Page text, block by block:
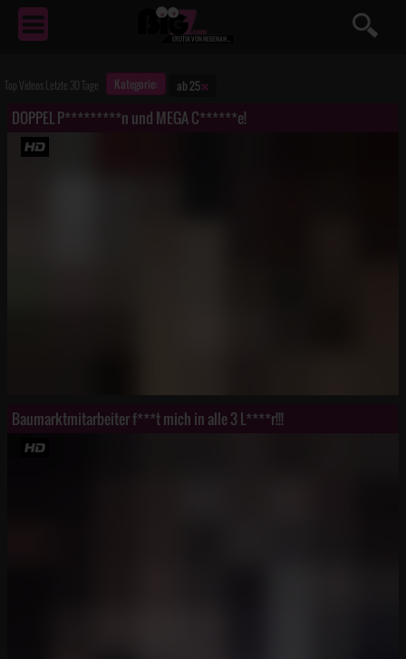
EROTIKVON NEBENAN ...
Top Videos Letzte 30 Tage Kategorie: ab 25
DOPPEL P*********n und MEGA C******e!
Baumarktmitarbeiter f***t mich in alle 3 L****r!!!